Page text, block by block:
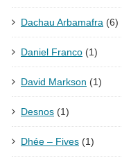
Dachau Arbamafra (6)
Daniel Franco (1)
David Markson (1)
Desnos (1)
Dhée – Fives (1)